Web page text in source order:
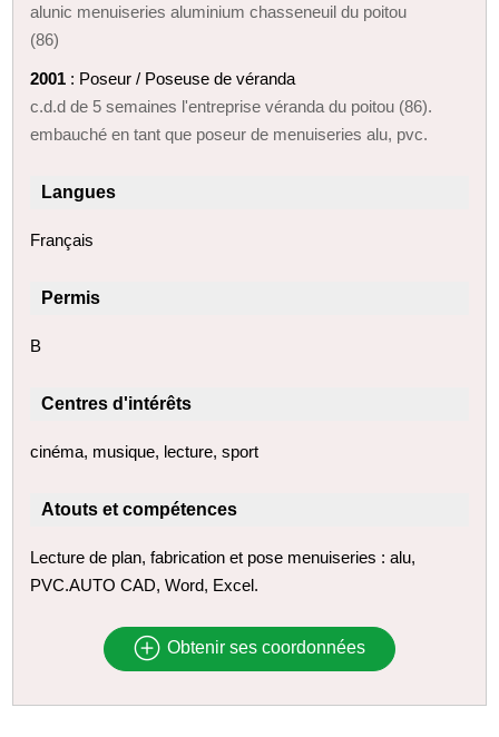
alunic menuiseries aluminium chasseneuil du poitou
(86)
2001 : Poseur / Poseuse de véranda
c.d.d de 5 semaines l'entreprise véranda du poitou (86).
embauché en tant que poseur de menuiseries alu, pvc.
Langues
Français
Permis
B
Centres d'intérêts
cinéma, musique, lecture, sport
Atouts et compétences
Lecture de plan, fabrication et pose menuiseries : alu,
PVC.AUTO CAD, Word, Excel.
Obtenir ses coordonnées